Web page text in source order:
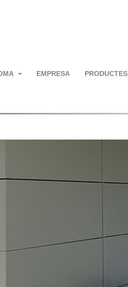
EMPRESA PRODUCTES